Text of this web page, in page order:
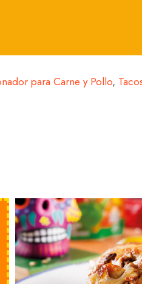
para Carne y Pollo,